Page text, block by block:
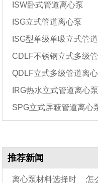
ISW卧式管道离心泵
ISG立式管道离心泵
ISG型单级单吸立式管
CDLF不锈钢立式多级
QDLF立式多级管道离
IRG热水立式管道离心泵
SPG立式屏蔽管道离心
推荐新闻
离心泵材料选择时 怎